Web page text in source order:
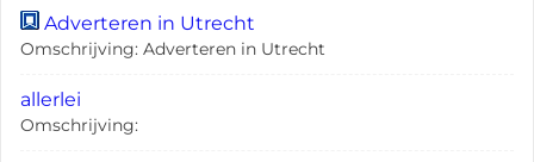
Adverteren in Utrecht
Omschrijving: Adverteren in Utrecht
allerlei
Omschrijving: